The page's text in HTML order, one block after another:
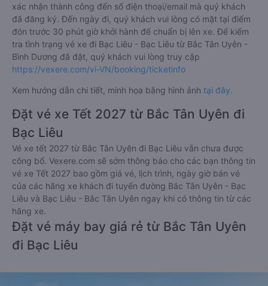
xác nhận thành công đến số điện thoại/email mà quý khách
đã đăng ký. Đến ngày đi, quý khách vui lòng có mặt tại điểm
đón trước 30 phút giờ khởi hành để chuẩn bị lên xe. Để kiểm
tra tình trạng vé xe đi Bạc Liêu - Bạc Liêu từ Bắc Tân Uyên -
Bình Dương đã đặt, quý khách vui lòng truy cập
https://vexere.com/vi-VN/booking/ticketinfo
Xem hướng dẫn chi tiết, minh họa bằng hình ảnh tại đây.
Đặt vé xe Tết 2027 từ Bắc Tân Uyên đi
Bạc Liêu
Vé xe tết 2027 từ Bắc Tân Uyên đi Bạc Liêu vẫn chưa được
công bố. Vexere.com sẽ sớm thông báo cho các bạn thông tin
vé xe Tết 2027 bao gồm giá vé, lịch trình, ngày giờ bán vé
của các hãng xe khách đi tuyến đường Bắc Tân Uyên - Bạc
Liêu và Bạc Liêu - Bắc Tân Uyên ngay khi có thông tin từ các
hãng xe.
Đặt vé máy bay giá rẻ từ Bắc Tân Uyên
đi Bạc Liêu